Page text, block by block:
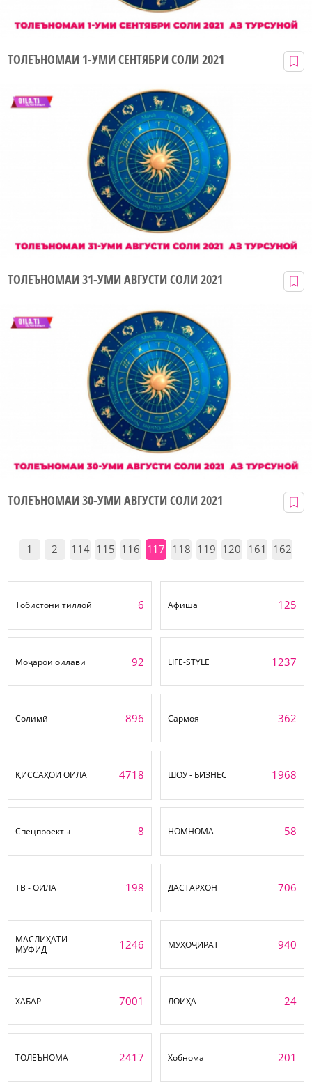
ТОЛЕЪНОМАИ 1-УМИ СЕНТЯБРИ СОЛИ 2021
ТОЛЕЪНОМАИ 31-УМИ АВГУСТИ СОЛИ 2021
ТОЛЕЪНОМАИ 30-УМИ АВГУСТИ СОЛИ 2021
1 2 114 115 116 117 118 119 120 161 162
Тобистони тиллоӣ 6 Афиша 125
Моҷарои оилавӣ 92 LIFE-STYLE 1237
Солимӣ 896 Сармоя 362
ҚИССАҲОИ ОИЛА 4718 ШОУ - БИЗНЕС 1968
Спецпроекты 8 НОМНОМА 58
ТВ - ОИЛА 198 ДАСТАРХОН 706
МАСЛИҲАТИ
МУФИД
1246 МУҲОҶИРАТ 940
ХАБАР 7001 ЛОИҲА 24
ТОЛЕЪНОМА 2417 Хобнома 201